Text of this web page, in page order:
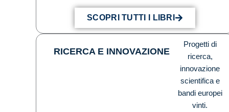
SCOPRI TUTTI I LIBRI
RICERCA E INNOVAZIONE
Progetti di
ricerca,
innovazione
scientifica e
bandi europei
vinti.